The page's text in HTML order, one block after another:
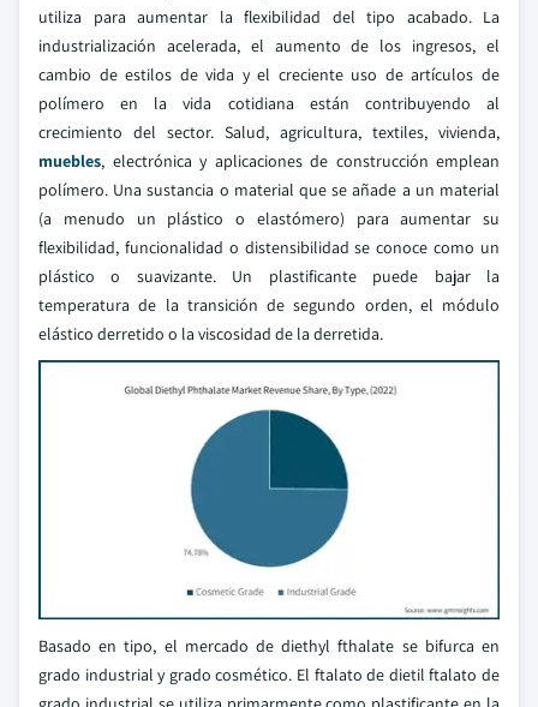
utiliza para aumentar la flexibilidad del tipo acabado. La
industrialización acelerada, el aumento de los ingresos, el
cambio de estilos de vida y el creciente uso de artículos de
polímero en la vida cotidiana están contribuyendo al
crecimiento del sector. Salud, agricultura, textiles, vivienda,
muebles, electrónica y aplicaciones de construcción emplean
polímero. Una sustancia o material que se añade a un material
(a menudo un plástico o elastómero) para aumentar su
flexibilidad, funcionalidad o distensibilidad se conoce como un
plástico o suavizante. Un plastificante puede bajar la
temperatura de la transición de segundo orden, el módulo
elástico derretido o la viscosidad de la derretida.
Basado en tipo, el mercado de diethyl fthalate se bifurca en
grado industrial y grado cosmético. El ftalato de dietil ftalato de